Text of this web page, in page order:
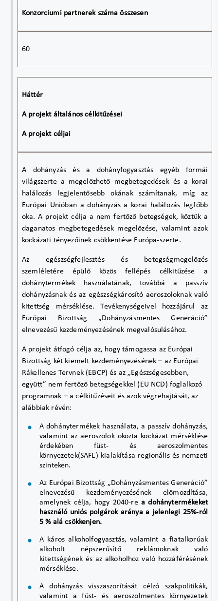
Konzorciumi partnerek száma összesen
60
Háttér
A projekt általános célkitűzései
A projekt céljai
A dohányzás és a dohányfogyasztás egyéb formái
világszerte a megelőzhető megbetegedések és a korai
halálozás legjelentősebb okának számítanak, míg az
Európai Unióban a dohányzás a korai halálozás legfőbb
oka. A projekt célja a nem fertőző betegségek, köztük a
daganatos megbetegedések megelőzése, valamint azok
kockázati tényezőinek csökkentése Európa-szerte.
Az egészségfejlesztés és betegségmegelőzés
szemléletére épülő közös fellépés célkitűzése a
dohánytermékek használatának, továbbá a passzív
dohányzásnak és az egészségkárosító aeroszoloknak való
kitettség mérséklése. Tevékenységeivel hozzájárul az
Európai Bizottság „Dohányzásmentes Generáció”
elnevezésű kezdeményezésének megvalósulásához.
A projekt átfogó célja az, hogy támogassa az Európai
Bizottság két kiemelt kezdeményezésének – az Európai
Rákellenes Tervnek (EBCP) és az „Egészségesebben,
együtt” nem fertőző betegségekkel (EU NCD) foglalkozó
programnak – a célkitűzéseit és azok végrehajtását, az
alábbiak révén:
A dohánytermékek használata, a passzív dohányzás,
valamint az aeroszolok okozta kockázat mérséklése
érdekében füst- és aeroszolmentes
környezetek(SAFE) kialakítása regionális és nemzeti
szinteken.
Az Európai Bizottság „Dohányzásmentes Generáció”
elnevezésű kezdeményezésének előmozdítása,
amelynek célja, hogy 2040-rea dohánytermékeket
használó uniós polgárok aránya a jelenlegi 25%-ról
5 % alá csökkenjen.
A káros alkoholfogyasztás, valamint a fiatalkorúak
alkoholt népszerűsítő reklámoknak való
kitettségének és az alkoholhoz való hozzáférésének
mérséklése.
A dohányzás visszaszorítását célzó szakpolitikák,
valamint a füst- és aeroszolmentes környezetek